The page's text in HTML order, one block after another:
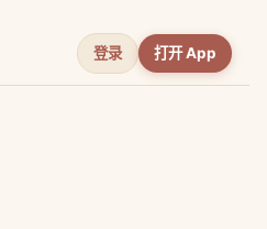
登录 打开 App